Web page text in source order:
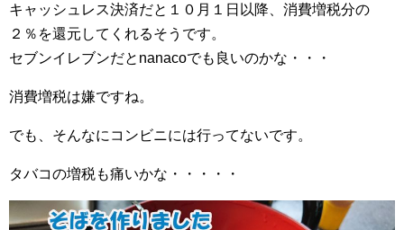
キャッシュレス決済だと１０月１日以降、消費増税分の
２％を還元してくれるそうです。
セブンイレブンだとnanacoでも良いのかな・・・
消費増税は嫌ですね。
でも、そんなにコンビニには行ってないです。
タバコの増税も痛いかな・・・・・